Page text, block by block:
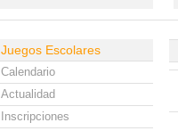
Juegos Escolares
Calendario
Actualidad
Inscripciones